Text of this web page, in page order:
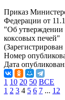
Приказ
Федерации от
"Об утверждении
коксовых печей"
Номер
Дата
1 10 20 50 ВСЕ
1 2 3 4 5 6 7 ... 12